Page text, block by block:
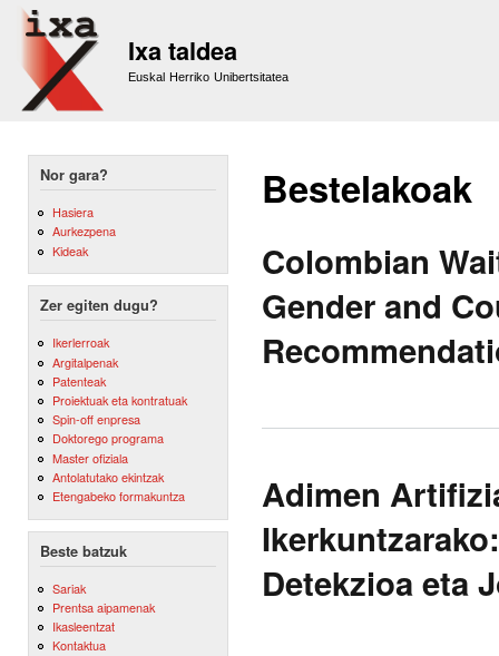
Ixa taldea
Euskal Herriko Unibertsitatea
Nor gara?
Hasiera
Aurkezpena
Kideak
Zer egiten dugu?
Ikerlerroak
Argitalpenak
Patenteak
Proiektuak eta kontratuak
Spin-off enpresa
Doktorego programa
Master ofiziala
Antolatutako ekintzak
Etengabeko formakuntza
Beste batzuk
Sariak
Prentsa aipamenak
Ikasleentzat
Kontaktua
Bestelakoak
Colombian
Gender and
Adimen
Detekzioa eta